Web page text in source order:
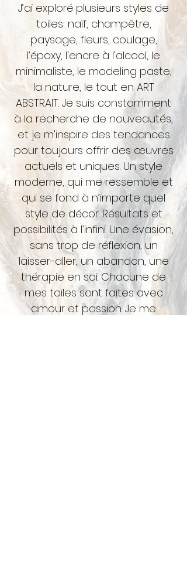
J’ai exploré plusieurs styles de
toiles: naïf, champêtre,
paysage, fleurs, coulage,
l’époxy, l'encre à l'alcool, le
minimaliste, le modeling paste,
la nature, le tout en ART
ABSTRAIT. Je suis constamment
à la recherche de nouveautés,
et je m'inspire des tendances
pour toujours offrir des œuvres
actuels et uniques. Un style
moderne, qui me ressemble et
qui se fond à n’importe quel
style de décor. Résultats et
possibilités à l’infini. Une évasion,
sans trop de réflexion, un
laisser-aller, un abandon, une
thérapie en soi. Chacune de
mes toiles sont faites avec
amour et passion. Je me